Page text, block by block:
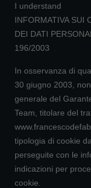
I understand
INFORMATIVA SUI
DEI DATI
196/2003
In osservanza di
30 giugno 2003,
generale del
Team, titolare del
tipologia di cookie
perseguite con le
indicazioni per
cookie.